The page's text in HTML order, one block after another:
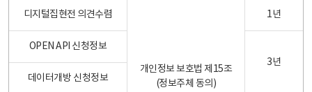
디지털집현전 의견수렴
개인정보 보호법 제15조
(정보주체 동의)
1년
OPEN API 신청정보
3년
데이터개방 신청정보